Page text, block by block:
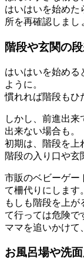
はいはいを始めた
所を再確認しまし
階段や玄関の
はいはいを始める
ように。
慣れれば階段もひ
しかし、前進出
出来ない場合も。
初期は、階段を上
階段の入り口や玄
市販のベビーゲー
て柵代りにします。
もしも階段を上
て行っては危険で
ママを追いかけて
お風呂場や洗